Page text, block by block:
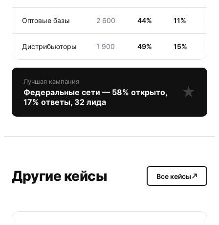
Оптовые базы 2 600 44% 11%
Дистрибьюторы 1 900 49% 15%
Лучшая кампания
Федеральные сети — 58% открыто,
17% ответы, 32 лида
★
Другие кейсы Все кейсы